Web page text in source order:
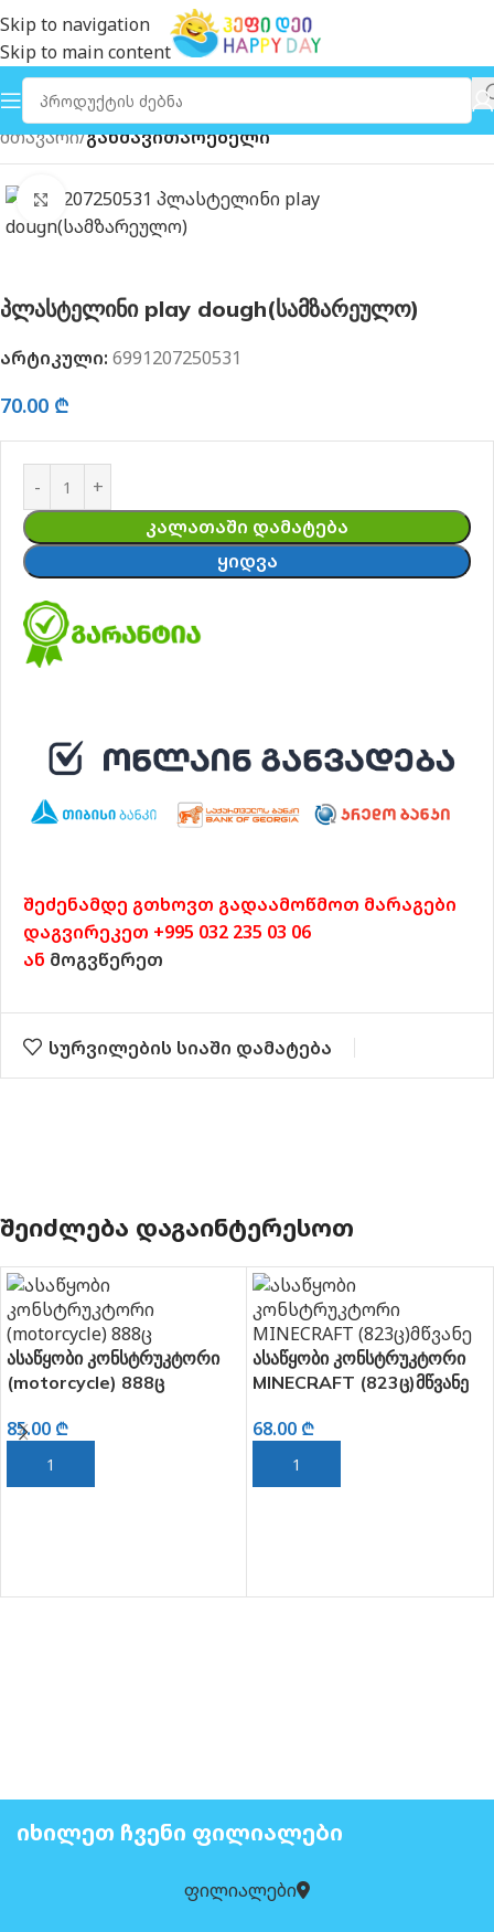
Skip to navigation
Skip to main content
მთავარი განმავითარებელი
გახსნა
პლასტელინი play dough(სამზარეულო)
არტიკული: 6991207250531
70.00 ₾
ᲙᲐᲚᲐᲗᲐᲨᲘ ᲓᲐᲛᲐᲢᲔᲑᲐ
ᲧᲘᲓᲕᲐ
შეძენამდე გთხოვთ გადაამოწმოთ მარაგები
დაგვირეკეთ +995 032 235 03 06
ან მოგვწერეთ
სურვილების სიაში დამატება
ᲨᲔᲘᲫᲚᲔᲑᲐ ᲓᲐᲒᲐᲘᲜᲢᲔᲠᲔᲡᲝᲗ
ასაწყობი კონსტრუკტორი
(motorcycle) 888ც
85.00 ₾
ᲙᲐᲚᲐᲗᲐᲨᲘ ᲓᲐᲛᲐᲢᲔᲑᲐ
ასაწყობი კონსტრუკტორი
MINECRAFT (823ც)მწვანე
68.00 ₾
ᲙᲐᲚᲐᲗᲐᲨᲘ ᲓᲐᲛᲐᲢᲔᲑᲐ
ᲘᲮᲘᲚᲔᲗ ᲩᲕᲔᲜᲘ ᲤᲘᲚᲘᲐᲚᲔᲑᲘ
ფილიალები